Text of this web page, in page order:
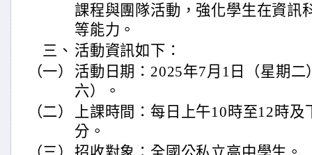
課程與團隊活動，強化學生在資訊
等能力。
三、 活動資訊如下：
（一）
活動日期：2025年7月1日（星期
六）。
（二）
上課時間：每日上午10時至12時
分。